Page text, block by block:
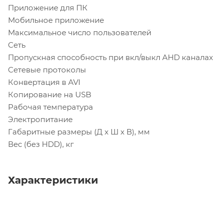
Приложение для ПК
Мобильное приложение
Максимальное число пользователей
Сеть
Пропускная способность при вкл/выкл AHD каналах
Сетевые протоколы
Конвертация в AVI
Копирование на USB
Рабочая температура
Электропитание
Габаритные размеры (Д x Ш x В), мм
Вес (без HDD), кг
Характеристики